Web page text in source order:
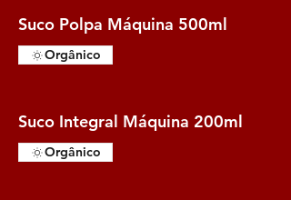
Suco Polpa Máquina 500ml
Orgânico
Suco Integral Máquina 200ml
Orgânico